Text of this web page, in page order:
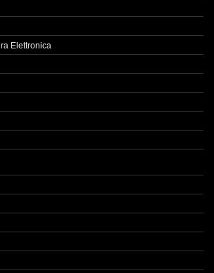
Elettronica